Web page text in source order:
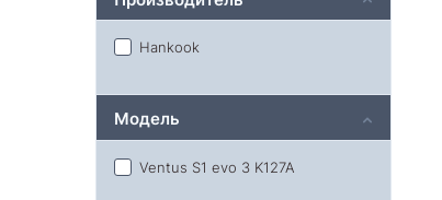
Hankook
Модель
Ventus S1 evo 3 K127A